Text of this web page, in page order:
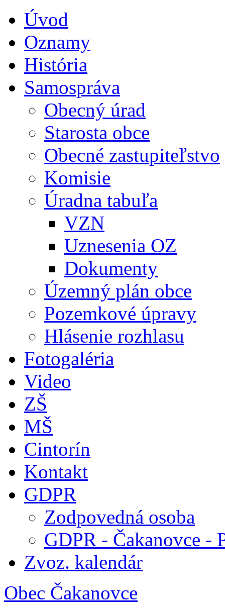
Úvod
Oznamy
História
Samospráva
Obecný úrad
Starosta obce
Obecné zastupiteľstvo
Komisie
Úradna tabuľa
VZN
Uznesenia OZ
Dokumenty
Územný plán obce
Pozemkové úpravy
Hlásenie rozhlasu
Fotogaléria
Video
ZŠ
MŠ
Cintorín
Kontakt
GDPR
Zodpovedná osoba
GDPR - Čakanovce -
Zvoz. kalendár
Obec Čakanovce